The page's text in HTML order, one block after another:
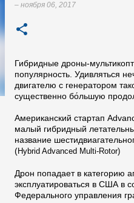
– ноября 06, 2017
Гибридные дроны-
популярность. Удивляться
двигателю с генератором
существенно бо́льшую
Американский стартап
малый гибридный
название
(Hybrid Advanced Multi-Rotor)
Дрон попадает в категорию
эксплуатироваться в США в
Федерального управления